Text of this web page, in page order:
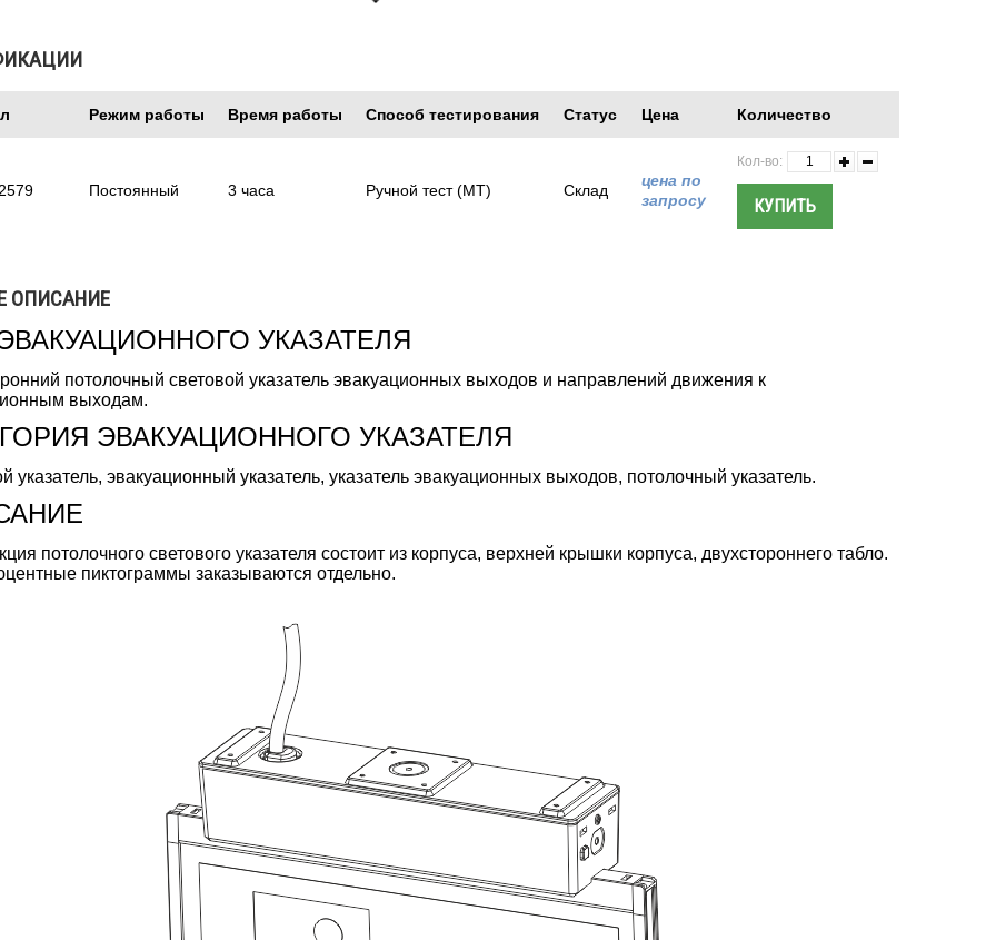
Режим работы Время работы Способ тестирования Статус Цена Количество
Постоянный 3 часа Ручной тест (MT) Склад
цена по
запросу
Кол-во:
ОПИСАНИЕ
УКАЗАТЕЛЯ
потолочный световой указатель эвакуационных выходов и направлений движения к
выходам.
ЭВАКУАЦИОННОГО УКАЗАТЕЛЯ
указатель, эвакуационный указатель, указатель эвакуационных выходов, потолочный указатель.
потолочного светового указателя состоит из корпуса, верхней крышки корпуса, двухстороннего табло.
пиктограммы заказываются отдельно.